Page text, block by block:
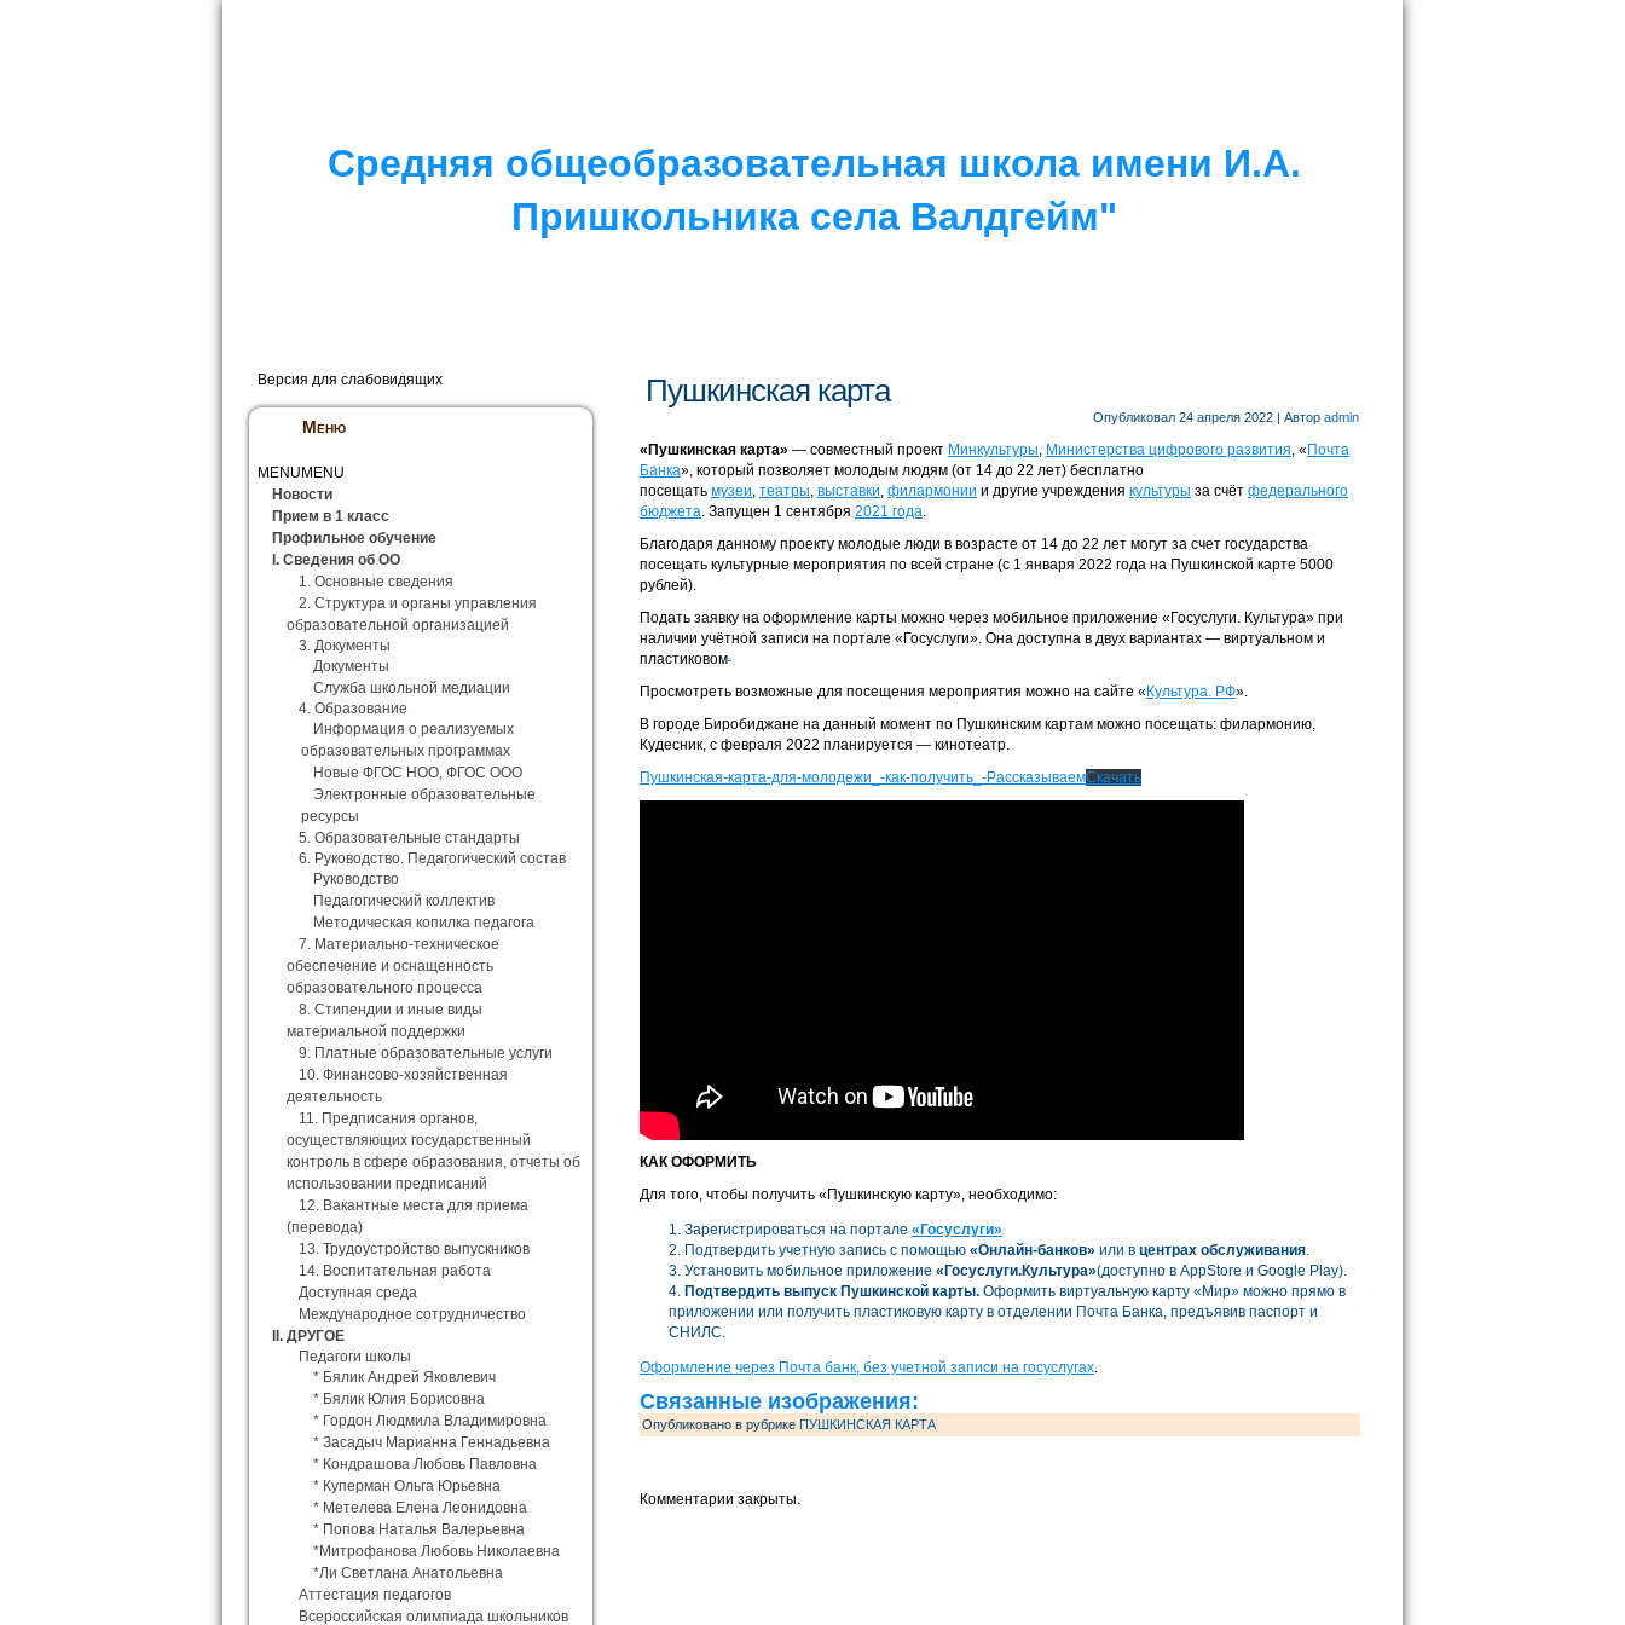
Средняя общеобразовательная школа имени И.А.
Пришкольника села Валдгейм"
Версия для слабовидящих
Меню
MENU MENU
Новости
Прием в 1 класс
Профильное обучение
I. Сведения об ОО
1. Основные сведения
2. Структура и органы управления
образовательной организацией
3. Документы
Документы
Служба школьной медиации
4. Образование
Информация о реализуемых
образовательных программах
Новые ФГОС НОО, ФГОС ООО
Электронные образовательные
ресурсы
5. Образовательные стандарты
6. Руководство. Педагогический состав
Руководство
Педагогический коллектив
Методическая копилка педагога
7. Материально-техническое
обеспечение и оснащенность
образовательного процесса
8. Стипендии и иные виды
материальной поддержки
9. Платные образовательные услуги
10. Финансово-хозяйственная
деятельность
11. Предписания органов,
осуществляющих государственный
контроль в сфере образования, отчеты об
использовании предписаний
12. Вакантные места для приема
(перевода)
13. Трудоустройство выпускников
14. Воспитательная работа
Доступная среда
Международное сотрудничество
II. ДРУГОЕ
Педагоги школы
* Бялик Андрей Яковлевич
* Бялик Юлия Борисовна
* Гордон Людмила Владимировна
* Засадыч Марианна Геннадьевна
* Кондрашова Любовь Павловна
* Куперман Ольга Юрьевна
* Метелева Елена Леонидовна
* Попова Наталья Валерьевна
*Митрофанова Любовь Николаевна
*Ли Светлана Анатольевна
Аттестация педагогов
Всероссийская олимпиада школьников
Пушкинская карта
Опубликовал 24 апреля 2022 | Автор admin
«Пушкинская карта» — совместный проект Минкультуры, Министерства цифрового развития, « Почта
Банка», который позволяет молодым людям (от 14 до 22 лет) бесплатно
посещать музеи, театры, выставки, филармонии и другие учреждения культуры за счёт федерального
бюджета. Запущен 1 сентября 2021 года.
Благодаря данному проекту молодые люди в возрасте от 14 до 22 лет могут за счет государства
посещать культурные мероприятия по всей стране (с 1 января 2022 года на Пушкинской карте 5000
рублей).
Подать заявку на оформление карты можно через мобильное приложение «Госуслуги. Культура» при
наличии учётной записи на портале «Госуслуги». Она доступна в двух вариантах — виртуальном и
пластиковом
Просмотреть возможные для посещения мероприятия можно на сайте « Культура. РФ».
В городе Биробиджане на данный момент по Пушкинским картам можно посещать: филармонию,
Кудесник, с февраля 2022 планируется — кинотеатр.
Пушкинская-карта-для-молодежи_-как-получить_-РассказываемСкачать
КАК ОФОРМИТЬ
Для того, чтобы получить «Пушкинскую карту», необходимо:
Зарегистрироваться на портале «Госуслуги»
Подтвердить учетную запись с помощью «Онлайн-банков» или в центрах обслуживания.
Установить мобильное приложение «Госуслуги.Культура»(доступно в AppStore и Google Play).
Подтвердить выпуск Пушкинской карты. Оформить виртуальную карту «Мир» можно прямо в
приложении или получить пластиковую карту в отделении Почта Банка, предъявив паспорт и
СНИЛС.
Оформление через Почта банк, без учетной записи на госуслугах.
Связанные изображения:
Опубликовано в рубрике ПУШКИНСКАЯ КАРТА
Комментарии закрыты.